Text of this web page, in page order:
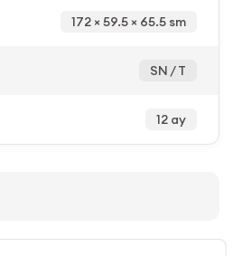
172 × 59.5 × 65.5 sm
SN / T
12 ay